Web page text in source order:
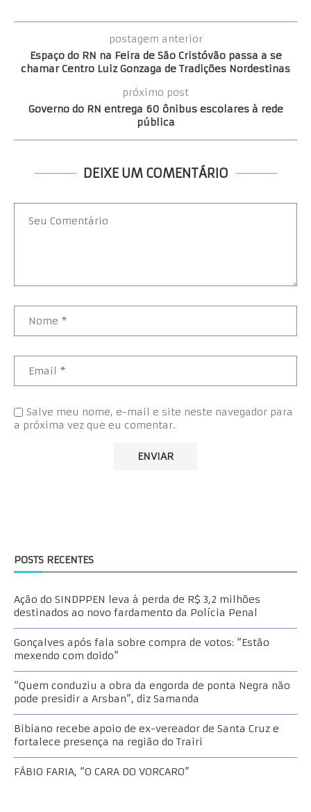
postagem anterior
Espaço do RN na Feira de São Cristóvão passa a se
chamar Centro Luiz Gonzaga de Tradições Nordestinas
próximo post
Governo do RN entrega 60 ônibus escolares à rede
pública
DEIXE UM COMENTÁRIO
Salve meu nome, e-mail e site neste navegador para
a próxima vez que eu comentar.
POSTS RECENTES
Ação do SINDPPEN leva à perda de R$ 3,2 milhões
destinados ao novo fardamento da Polícia Penal
Gonçalves após fala sobre compra de votos: “Estão
mexendo com doido”
“Quem conduziu a obra da engorda de ponta Negra não
pode presidir a Arsban”, diz Samanda
Bibiano recebe apoio de ex-vereador de Santa Cruz e
fortalece presença na região do Trairi
FÁBIO FARIA, “O CARA DO VORCARO”